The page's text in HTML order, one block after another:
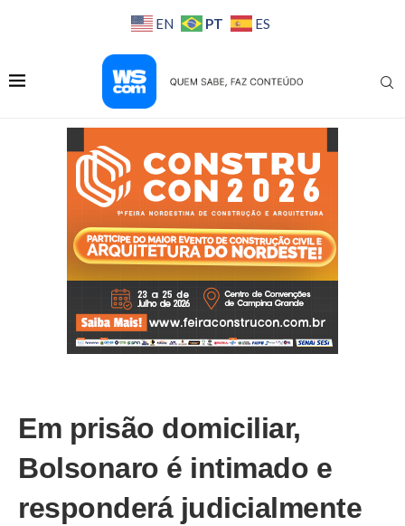
EN PT ES
Em prisão domiciliar,
Bolsonaro é intimado e
responderá judicialmente